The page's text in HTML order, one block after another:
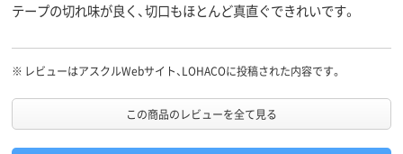
テープの切れ味が良く、切口もほとんど真直ぐできれいです。
※ レビューはアスクルWebサイト、LOHACOに投稿された内容です。
この商品のレビューを全て見る